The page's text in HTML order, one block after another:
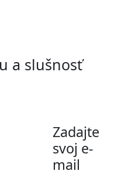
a slušnosť
Zadajte
svoj e-
mail